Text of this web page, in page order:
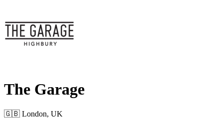
The Garage
🇬🇧 London, UK